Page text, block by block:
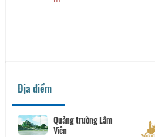
Địa điểm
Quảng trường Lâm
Viên